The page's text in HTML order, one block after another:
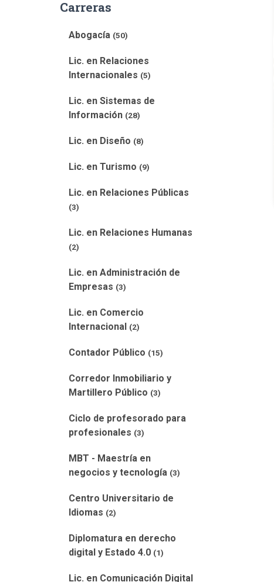
Carreras
Abogacía (50)
Lic. en Relaciones
Internacionales (5)
Lic. en Sistemas de
Información (28)
Lic. en Diseño (8)
Lic. en Turismo (9)
Lic. en Relaciones Públicas
(3)
Lic. en Relaciones Humanas
(2)
Lic. en Administración de
Empresas (3)
Lic. en Comercio
Internacional (2)
Contador Público (15)
Corredor Inmobiliario y
Martillero Público (3)
Ciclo de profesorado para
profesionales (3)
MBT - Maestría en
negocios y tecnología (3)
Centro Universitario de
Idiomas (2)
Diplomatura en derecho
digital y Estado 4.0 (1)
Lic. en Comunicación Digital